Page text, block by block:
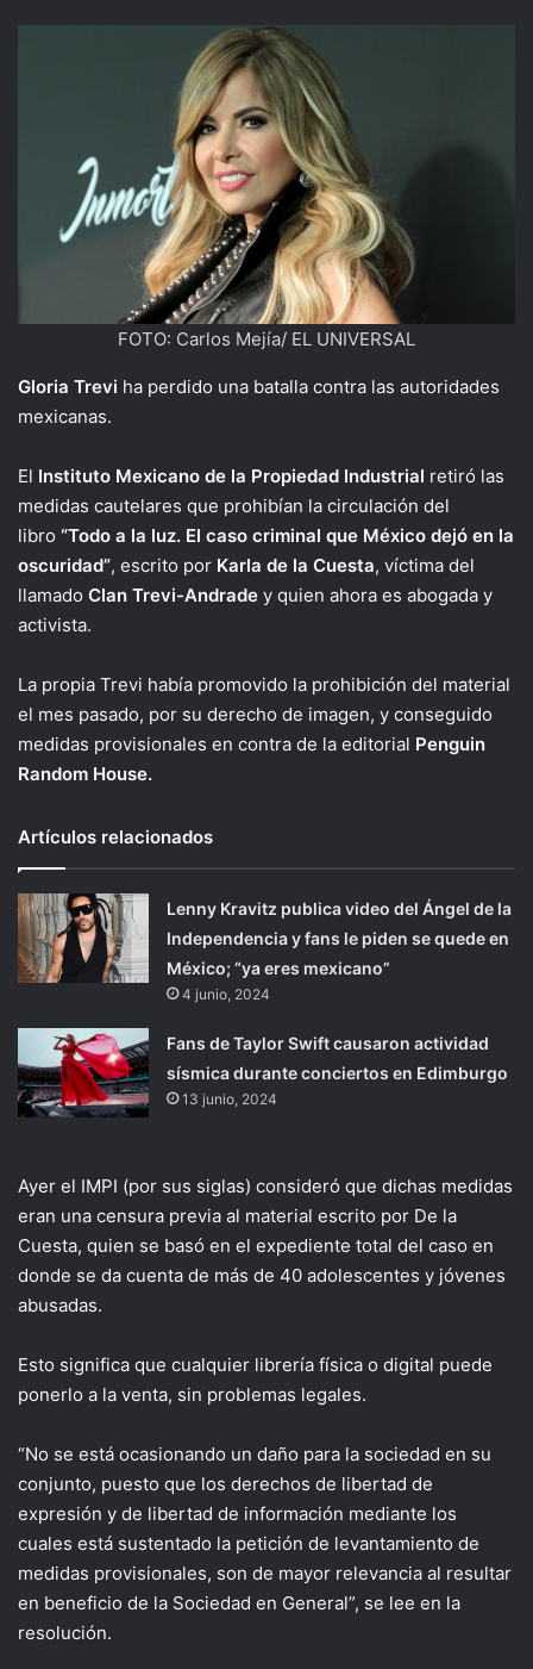
FOTO: Carlos Mejía/ EL UNIVERSAL
Gloria Trevi ha perdido una batalla contra las autoridades
mexicanas.
El Instituto Mexicano de la Propiedad Industrial retiró las
medidas cautelares que prohibían la circulación del
libro “Todo a la luz. El caso criminal que México dejó en la
oscuridad”, escrito por Karla de la Cuesta, víctima del
llamado Clan Trevi-Andrade y quien ahora es abogada y
activista.
La propia Trevi había promovido la prohibición del material
el mes pasado, por su derecho de imagen, y conseguido
medidas provisionales en contra de la editorial Penguin
Random House.
Artículos relacionados
Lenny Kravitz publica video del Ángel de la
Independencia y fans le piden se quede en
México; “ya eres mexicano”
4 junio, 2024
Fans de Taylor Swift causaron actividad
sísmica durante conciertos en Edimburgo
13 junio, 2024
Ayer el IMPI (por sus siglas) consideró que dichas medidas
eran una censura previa al material escrito por De la
Cuesta, quien se basó en el expediente total del caso en
donde se da cuenta de más de 40 adolescentes y jóvenes
abusadas.
Esto significa que cualquier librería física o digital puede
ponerlo a la venta, sin problemas legales.
“No se está ocasionando un daño para la sociedad en su
conjunto, puesto que los derechos de libertad de
expresión y de libertad de información mediante los
cuales está sustentado la petición de levantamiento de
medidas provisionales, son de mayor relevancia al resultar
en beneficio de la Sociedad en General”, se lee en la
resolución.